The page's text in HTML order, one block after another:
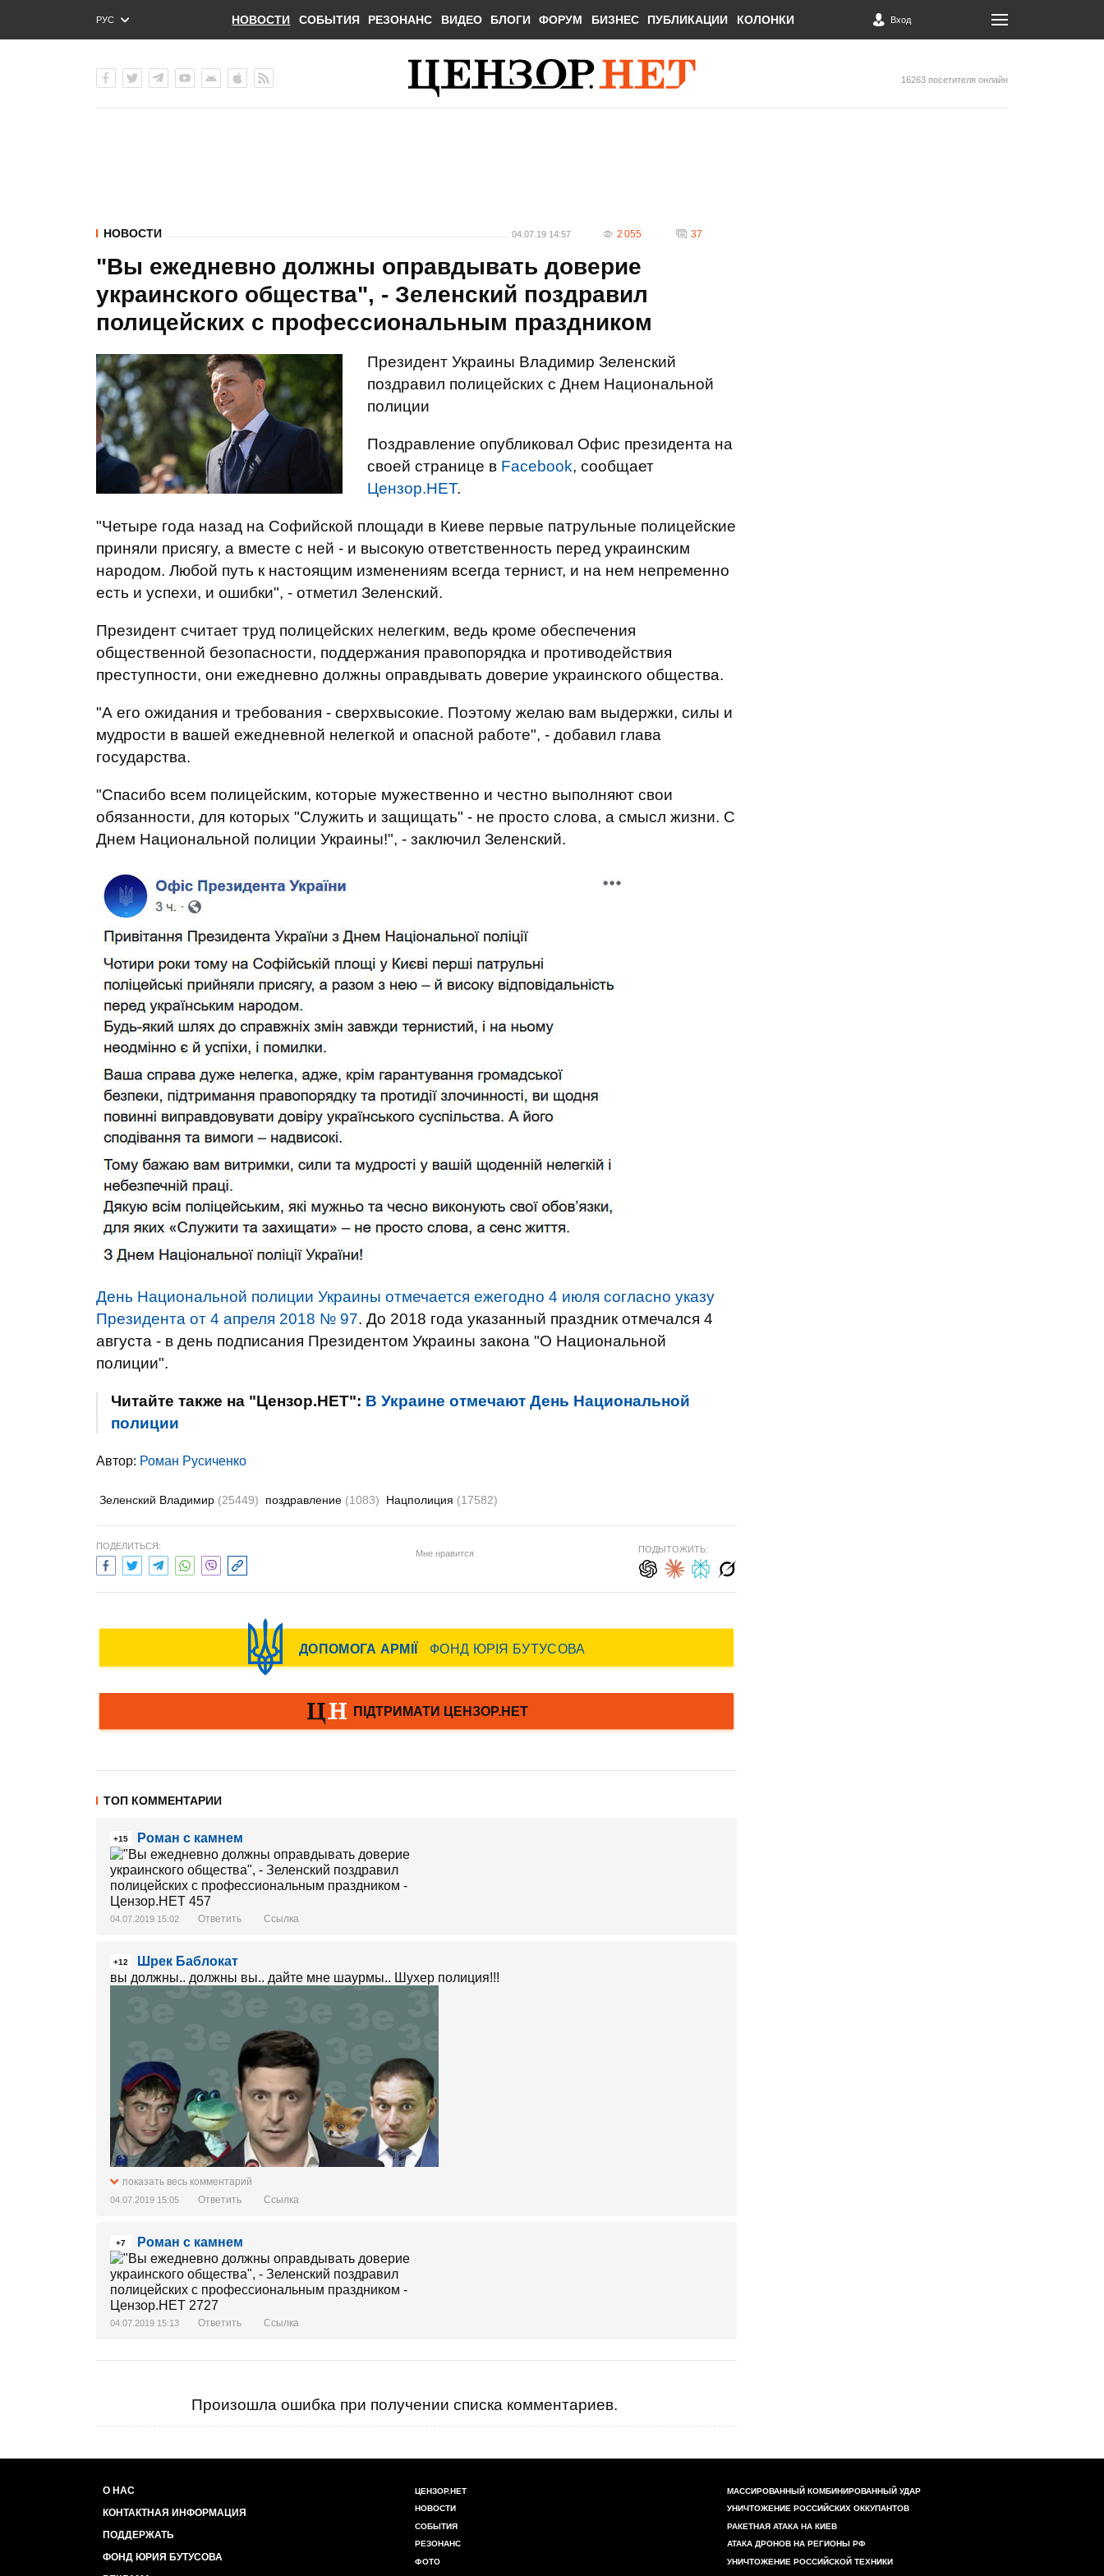
РУС
ENG
НОВОСТИ СОБЫТИЯ РЕЗОНАНС ВИДЕО БЛОГИ ФОРУМ БИЗНЕС ПУБЛИКАЦИИ КОЛОНКИ Вход
16263 посетителя онлайн
НОВОСТИ 04.07.19 14:57 2 055 37
"Вы ежедневно должны оправдывать доверие
украинского общества", - Зеленский поздравил
полицейских с профессиональным праздником
Президент Украины Владимир Зеленский
поздравил полицейских с Днем Национальной
полиции
Поздравление опубликовал Офис президента на
своей странице в Facebook, сообщает
Цензор.НЕТ.
"Четыре года назад на Софийской площади в Киеве первые патрульные полицейские
приняли присягу, а вместе с ней - и высокую ответственность перед украинским
народом. Любой путь к настоящим изменениям всегда тернист, и на нем непременно
есть и успехи, и ошибки", - отметил Зеленский.
Президент считает труд полицейских нелегким, ведь кроме обеспечения
общественной безопасности, поддержания правопорядка и противодействия
преступности, они ежедневно должны оправдывать доверие украинского общества.
"А его ожидания и требования - сверхвысокие. Поэтому желаю вам выдержки, силы и
мудрости в вашей ежедневной нелегкой и опасной работе", - добавил глава
государства.
"Спасибо всем полицейским, которые мужественно и честно выполняют свои
обязанности, для которых "Служить и защищать" - не просто слова, а смысл жизни. С
Днем Национальной полиции Украины!", - заключил Зеленский.
День Национальной полиции Украины отмечается ежегодно 4 июля согласно указу
Президента от 4 апреля 2018 № 97. До 2018 года указанный праздник отмечался 4
августа - в день подписания Президентом Украины закона "О Национальной
полиции".
Читайте также на "Цензор.НЕТ": В Украине отмечают День Национальной
полиции
Автор: Роман Русиченко
Зеленский Владимир (25449) поздравление (1083) Нацполиция (17582)
ПОДЕЛИТЬСЯ:
Мне нравится ПОДЫТОЖИТЬ:
ТОП КОММЕНТАРИИ
+15 Роман с камнем
04.07.2019 15:02 Ответить Ссылка
+12
Шрек Баблокат
вы должны.. должны вы.. дайте мне шаурмы.. Шухер полиция!!!
показать весь комментарий
04.07.2019 15:05 Ответить Ссылка
+7 Роман с камнем
04.07.2019 15:13 Ответить Ссылка
Произошла ошибка при получении списка комментариев.
О НАС
КОНТАКТНАЯ ИНФОРМАЦИЯ
ПОДДЕРЖАТЬ
ФОНД ЮРИЯ БУТУСОВА
ЦЕНЗОР.НЕТ
НОВОСТИ
СОБЫТИЯ
РЕЗОНАНС
ФОТО
МАССИРОВАННЫЙ КОМБИНИРОВАННЫЙ УДАР
УНИЧТОЖЕНИЕ РОССИЙСКИХ ОККУПАНТОВ
РАКЕТНАЯ АТАКА НА КИЕВ
АТАКА ДРОНОВ НА РЕГИОНЫ РФ
УНИЧТОЖЕНИЕ РОССИЙСКОЙ ТЕХНИКИ